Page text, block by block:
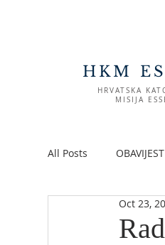
HKM
HRVATSKA
MISIJA
All Posts OBAVIJEST
Oct 23,